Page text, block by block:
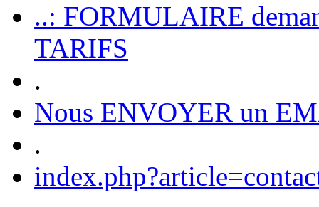
..: FORMULAIRE
TARIFS
.
Nous ENVOYER un
.